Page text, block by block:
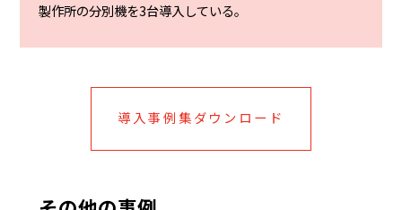
製作所の分別機を3台導入している。
導入事例集ダウンロード